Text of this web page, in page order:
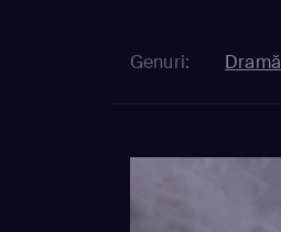
Genuri: Dramă